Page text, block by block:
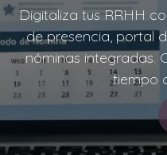
Digitaliza tus RRHH
de presencia, portal
nóminas integradas.
tiempo